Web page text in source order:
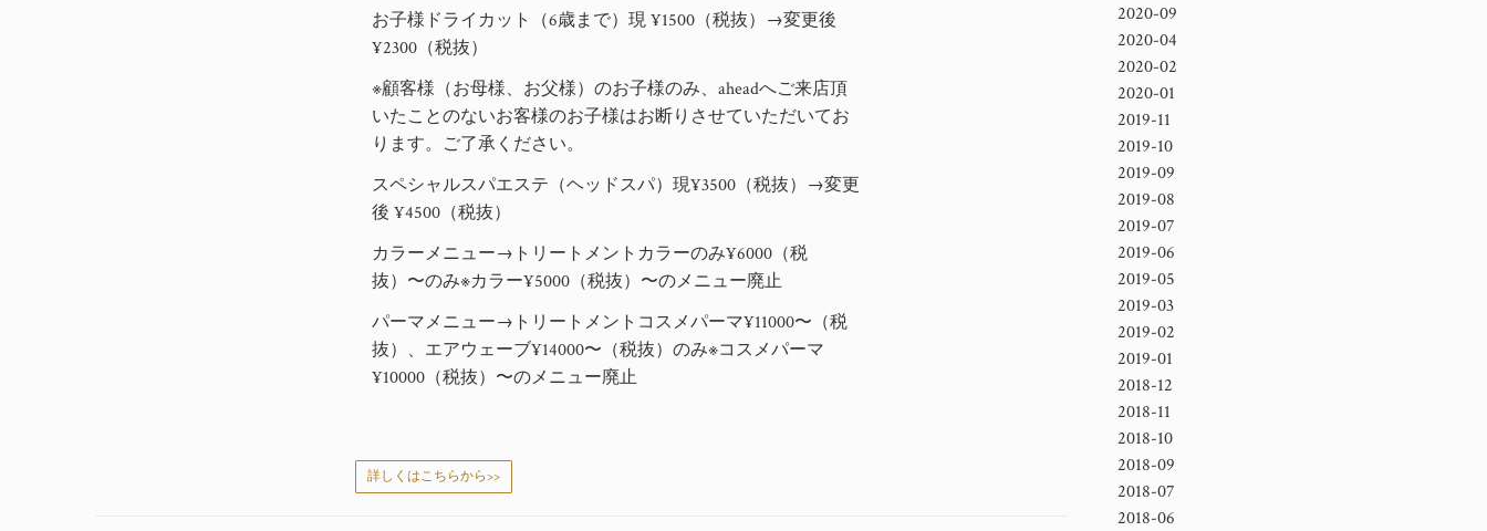
お子様ドライカット（6歳まで）現 ¥1500（税抜）→変更後
¥2300（税抜）
※顧客様（お母様、お父様）のお子様のみ、aheadへご来店頂
いたことのないお客様のお子様はお断りさせていただいてお
ります。ご了承ください。
スペシャルスパエステ（ヘッドスパ）現¥3500（税抜）→変更
後 ¥4500（税抜）
カラーメニュー→トリートメントカラーのみ¥6000（税
抜）〜のみ※カラー¥5000（税抜）〜のメニュー廃止
パーマメニュー→トリートメントコスメパーマ¥11000〜（税
抜）、エアウェーブ¥14000〜（税抜）のみ※コスメパーマ
¥10000（税抜）〜のメニュー廃止
詳しくはこちらから>>
2020-09
2020-04
2020-02
2020-01
2019-11
2019-10
2019-09
2019-08
2019-07
2019-06
2019-05
2019-03
2019-02
2019-01
2018-12
2018-11
2018-10
2018-09
2018-07
2018-06